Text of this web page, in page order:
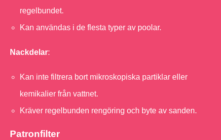
regelbundet.
Kan användas i de flesta typer av poolar.
Nackdelar:
Kan inte filtrera bort mikroskopiska partiklar eller
kemikalier från vattnet.
Kräver regelbunden rengöring och byte av sanden.
Patronfilter